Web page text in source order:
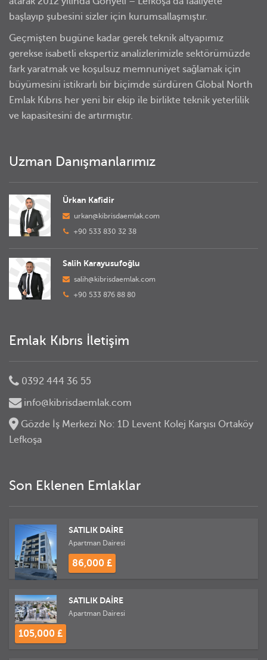
başlayıp şubesini sizler için kurumsallaşmıştır.
Geçmişten bugüne kadar gerek teknik altyapımız
gerekse isabetli ekspertiz analizlerimizle sektörümüzde
fark yaratmak ve koşulsuz memnuniyet sağlamak için
büyümesini istikrarlı bir biçimde sürdüren Global North
Emlak Kıbrıs her yeni bir ekip ile birlikte teknik yeterlilik
ve kapasitesini de artırmıştır.
Uzman Danışmanlarımız
Ürkan Kafidir
urkan@kibrisdaemlak.com
+90 533 830 32 38
Salih Karayusufoğlu
salih@kibrisdaemlak.com
+90 533 876 88 80
Emlak Kıbrıs İletişim
0392 444 36 55
info@kibrisdaemlak.com
Gözde İş Merkezi No: 1D Levent Kolej Karşısı Ortaköy
Lefkoşa
Son Eklenen Emlaklar
SATILIK DAİRE
Apartman Dairesi
86,000 £
SATILIK DAİRE
Apartman Dairesi
105,000 £